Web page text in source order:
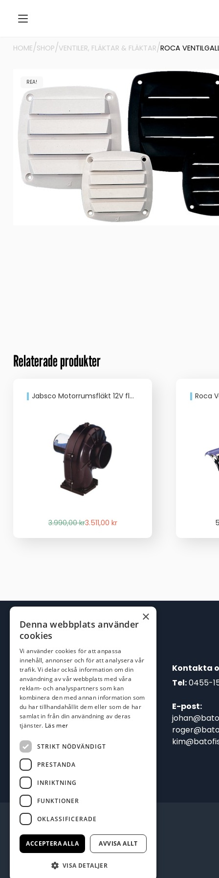
HOME/SHOP/VENTILER, FLÄKTAR & FLÄKTAR/ROCA
REA!
Relaterade produkter
Jabsco Motorrumsfläkt 12V fläns 3″
3.990,00krDet
3.511,00 kr
Det
Roca
Kontakta
Tel:0455-
E-post:
×
Denna webbplats använder
cookies
Vi använder cookies för att anpassa
innehåll, annonser och för att analysera vår
trafik. Vi delar också information om din
användning av vår webbplats med våra
reklam- och analyspartners som kan
kombinera den med annan information som
du har tillhandahållit dem eller som de har
samlat in från din användning av deras
tjänster. Läs mer
STRIKT NÖDVÄNDIGT
PRESTANDA
INRIKTNING
FUNKTIONER
OKLASSIFICERADE
ACCEPTERA ALLA AVVISA ALLT
VISA DETALJER